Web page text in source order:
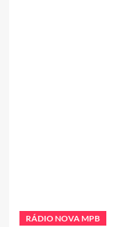
RÁDIO NOVA MPB